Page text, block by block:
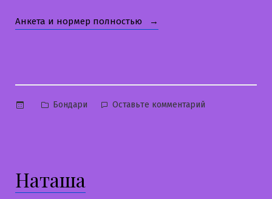
Анкета и нормер полностью «Наденька»
Опубликовано
Бондари Оставьте комментарий
Наташа